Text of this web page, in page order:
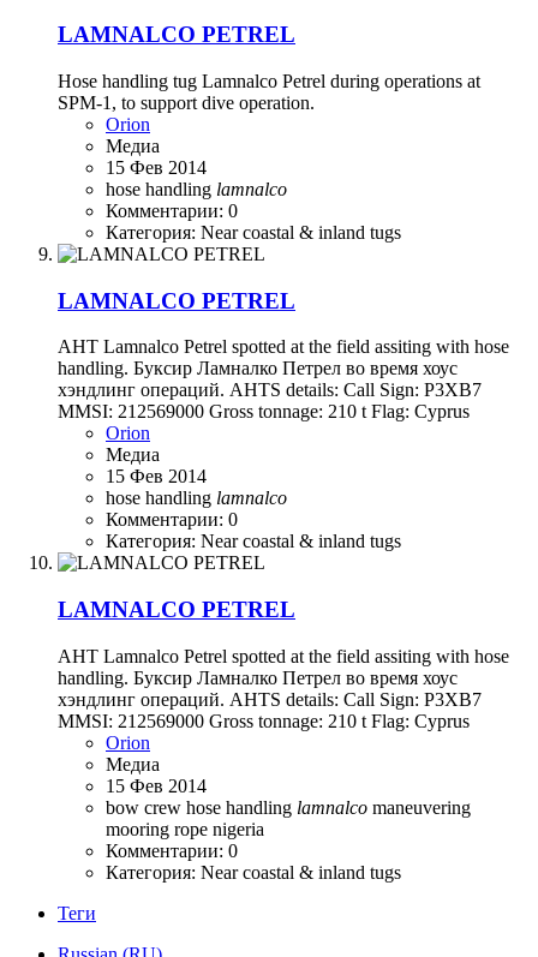
LAMNALCO PETREL
Hose handling tug Lamnalco Petrel during operations at
SPM-1, to support dive operation.
Orion
Медиа
15 Фев 2014
hose handling lamnalco
Комментарии: 0
Категория: Near coastal & inland tugs
LAMNALCO PETREL
AHT Lamnalco Petrel spotted at the field assiting with hose
handling. Буксир Ламналко Петрел во время хоус
хэндлинг операций. AHTS details: Call Sign: P3XB7
MMSI: 212569000 Gross tonnage: 210 t Flag: Cyprus
Orion
Медиа
15 Фев 2014
hose handling lamnalco
Комментарии: 0
Категория: Near coastal & inland tugs
LAMNALCO PETREL
AHT Lamnalco Petrel spotted at the field assiting with hose
handling. Буксир Ламналко Петрел во время хоус
хэндлинг операций. AHTS details: Call Sign: P3XB7
MMSI: 212569000 Gross tonnage: 210 t Flag: Cyprus
Orion
Медиа
15 Фев 2014
bow crew hose handling lamnalco maneuvering
mooring rope nigeria
Комментарии: 0
Категория: Near coastal & inland tugs
Теги